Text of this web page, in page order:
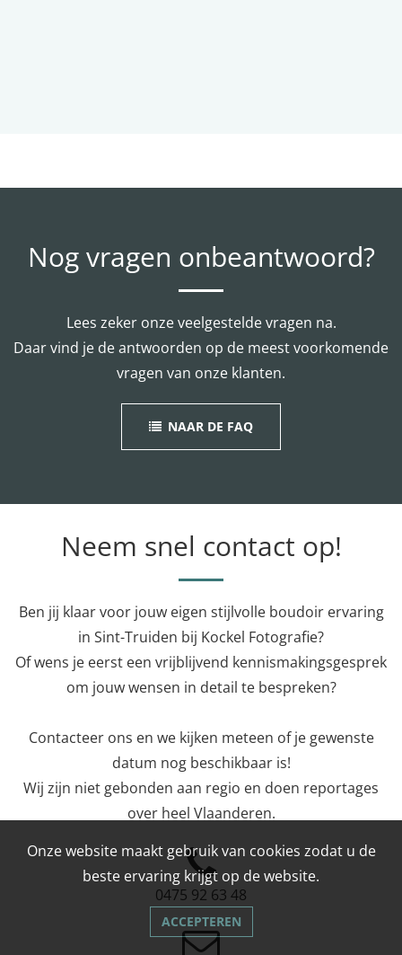
Nog vragen onbeantwoord?
Lees zeker onze veelgestelde vragen na.
Daar vind je de antwoorden op de meest voorkomende
vragen van onze klanten.
NAAR DE FAQ
Neem snel contact op!
Ben jij klaar voor jouw eigen stijlvolle boudoir ervaring
in Sint-Truiden bij Kockel Fotografie?
Of wens je eerst een vrijblijvend kennismakingsgesprek
om jouw wensen in detail te bespreken?
Contacteer ons en we kijken meteen of je gewenste
datum nog beschikbaar is!
Wij zijn niet gebonden aan regio en doen reportages
over heel Vlaanderen.
0475 92 63 48
Onze website maakt gebruik van cookies zodat u de
beste ervaring krijgt op de website.
ACCEPTEREN